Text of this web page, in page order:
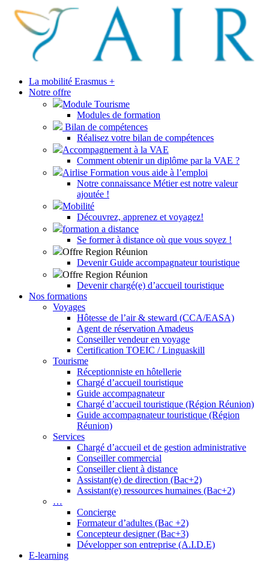
La mobilité Erasmus +
Notre offre
Module Tourisme
Modules de formation
Bilan de compétences
Réalisez votre bilan de compétences
Accompagnement à la VAE
Comment obtenir un diplôme par la VAE ?
Airlise Formation vous aide à l’emploi
Notre connaissance Métier est notre valeur
ajoutée !
Mobilité
Découvrez, apprenez et voyagez!
formation a distance
Se former à distance où que vous soyez !
Offre Region Réunion
Devenir Guide accompagnateur touristique
Offre Region Réunion
Devenir chargé(e) d’accueil touristique
Nos formations
Voyages
Hôtesse de l’air & steward (CCA/EASA)
Agent de réservation Amadeus
Conseiller vendeur en voyage
Certification TOEIC / Linguaskill
Tourisme
Réceptionniste en hôtellerie
Chargé d’accueil touristique
Guide accompagnateur
Chargé d’accueil touristique (Région Réunion)
Guide accompagnateur touristique (Région
Réunion)
Services
Chargé d’accueil et de gestion administrative
Conseiller commercial
Conseiller client à distance
Assistant(e) de direction (Bac+2)
Assistant(e) ressources humaines (Bac+2)
…
Concierge
Formateur d’adultes (Bac +2)
Concepteur designer (Bac+3)
Développer son entreprise (A.I.D.E)
E-learning